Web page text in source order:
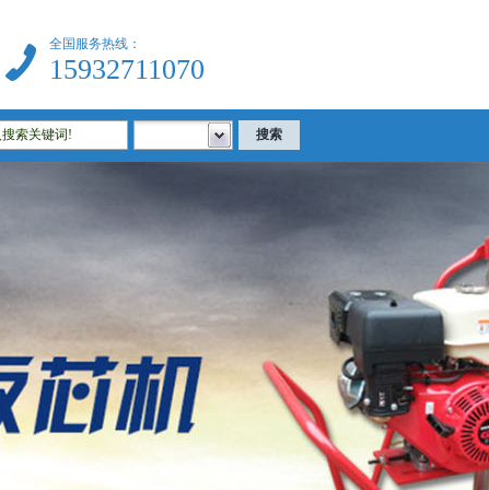
全国服务热线：
15932711070
器|建筑试验仪器|公路试验仪器|土工试验仪器|沥青试验仪器|混凝土